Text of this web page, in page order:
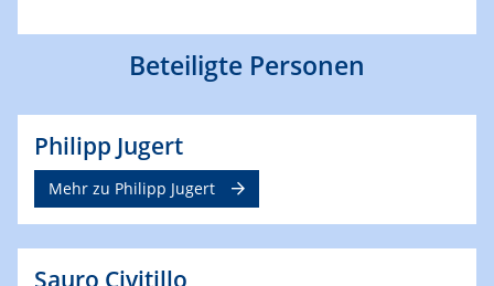
Beteiligte Personen
Philipp Jugert
Mehr zu Philipp Jugert
Sauro Civitillo